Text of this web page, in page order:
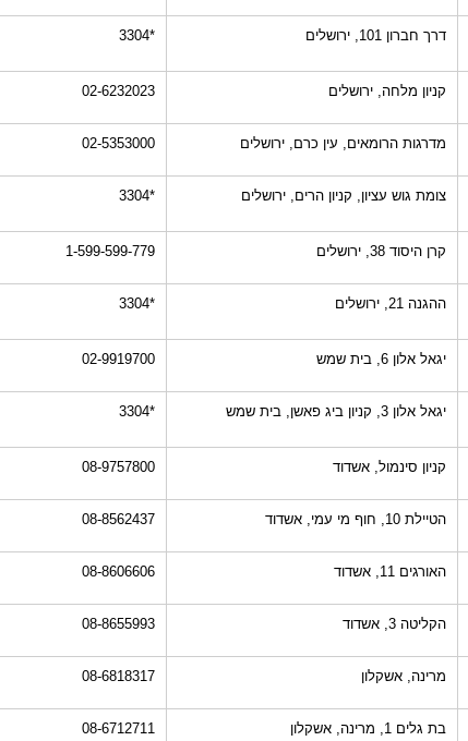
דרך חברון 101, ירושלים *3304
קניון מלחה, ירושלים 02-6232023
מדרגות הרומאים, עין כרם, ירושלים 02-5353000
צומת גוש עציון, קניון הרים, ירושלים *3304
קרן היסוד 38, ירושלים 1-599-599-779
ההגנה 21, ירושלים *3304
יגאל אלון 6, בית שמש 02-9919700
יגאל אלון 3, קניון ביג פאשן, בית שמש *3304
קניון סינמול, אשדוד 08-9757800
הטיילת 10, חוף מי עמי, אשדוד 08-8562437
האורגים 11, אשדוד 08-8606606
הקליטה 3, אשדוד 08-8655993
מרינה, אשקלון 08-6818317
בת גלים 1, מרינה, אשקלון 08-6712711